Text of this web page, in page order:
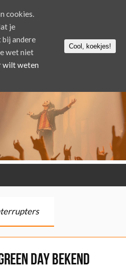
Day bekend
cookies.
je
bij andere
wet niet
wilt weten
Cool, koekjes!